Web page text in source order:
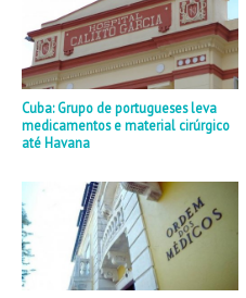
Cuba: Grupo de portugueses leva
medicamentos e material cirúrgico
até Havana